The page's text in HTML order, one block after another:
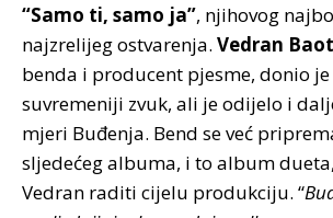
“Samo ti, samo ja”, njihovog
najzrelijeg ostvarenja. Vedran
benda i producent pjesme, donio je
suvremeniji zvuk, ali je odijelo i
mjeri Buđenja. Bend se već
sljedećeg albuma, i to album
Vedran raditi cijelu produkciju. “